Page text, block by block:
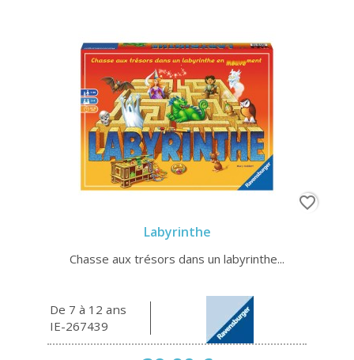
Labyrinthe
Chasse aux trésors dans un labyrinthe...
De 7 à 12 ans
IE-267439
favorite_border